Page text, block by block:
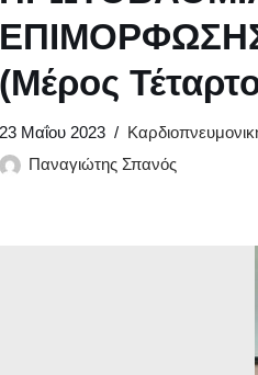
(Μέρος
23 Μαΐου 2023
Παναγιώτης Σπανός